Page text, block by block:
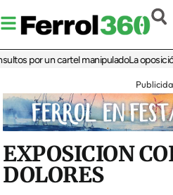
un cartel manipuladoLa oposición
EXPOSICION
DOLORES